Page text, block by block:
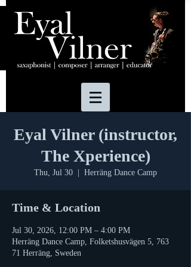
Eyal Vilner (instructor,
The Xperience)
Thu, Jul 30 Herräng Dance Camp
Time & Location
Jul 30, 2026, 12:00 PM – 4:00 PM
Herräng Dance Camp, Folketshusvägen 5, 763
71 Herräng, Sweden